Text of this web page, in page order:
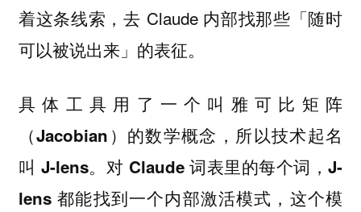
着这条线索，去 Claude 内部找那些「随时
可以被说出来」的表征。
具体工具用了一个叫雅可比矩阵
（Jacobian）的数学概念，所以技术起名
叫 J-lens。对 Claude 词表里的每个词，J-
lens 都能找到一个内部激活模式，这个模